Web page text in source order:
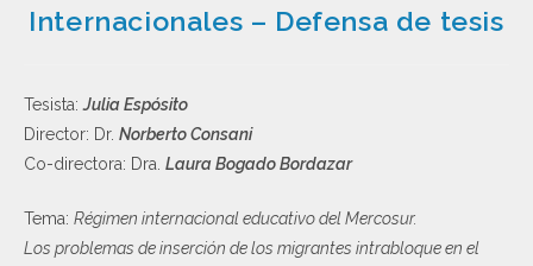
Internacionales – Defensa de tesis
Tesista:Julia Espósito
Director: Dr. Norberto Consani
Co-directora: Dra. Laura Bogado Bordazar
Tema: Régimen internacional educativo del Mercosur.
Los problemas de inserción de los migrantes intrabloque en el